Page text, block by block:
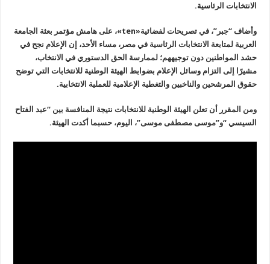
الانتخابات الرئاسية.
وأضاف “جبر”، في تصريحات لفضائية«ten»، على هامش مؤتمر بعثة الجامعة
العربية لمتابعة الانتخابات الرئاسية في مصر، مساء الأحد، إن الإعلام نجح في
حشد المواطنين دون توجيههم؛ لممارسة الحق الدستوري في الانتخاب،
مشيرًا إلى التزام وسائل الإعلام بضوابط الهيئة الوطنية للانتخابات التي توضح
حقوق المرشحين والناخبين والتغطية الإعلامية للعملية الانتخابية.
ومن المقرر أن تعلن الهيئة الوطنية للانتخابات نتيجة المنافسة بين “عبد الفتاح
السيسي “و”موسى مصطفى موسى”، اليوم، حسبما أكدت الهيئة.